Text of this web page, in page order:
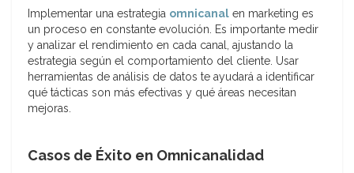
Implementar una estrategia omnicanal en marketing es
un proceso en constante evolución. Es importante medir
y analizar el rendimiento en cada canal, ajustando la
estrategia según el comportamiento del cliente. Usar
herramientas de análisis de datos te ayudará a identificar
qué tácticas son más efectivas y qué áreas necesitan
mejoras.
Casos de Éxito en Omnicanalidad